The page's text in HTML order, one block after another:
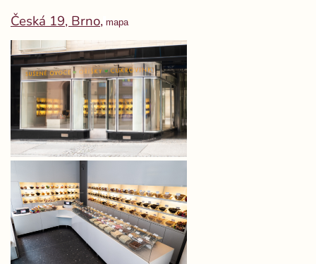
Česká 19, Brno, mapa